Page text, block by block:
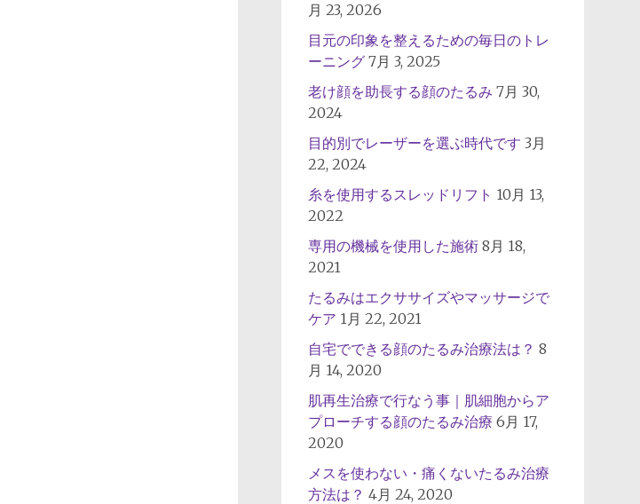
月 23, 2026
目元の印象を整えるための毎日のトレ
ーニング 7月 3, 2025
老け顔を助長する顔のたるみ 7月 30,
2024
目的別でレーザーを選ぶ時代です 3月
22, 2024
糸を使用するスレッドリフト 10月 13,
2022
専用の機械を使用した施術 8月 18,
2021
たるみはエクササイズやマッサージで
ケア 1月 22, 2021
自宅でできる顔のたるみ治療法は？ 8
月 14, 2020
肌再生治療で行なう事｜肌細胞からア
プローチする顔のたるみ治療 6月 17,
2020
メスを使わない・痛くないたるみ治療
方法は？ 4月 24, 2020